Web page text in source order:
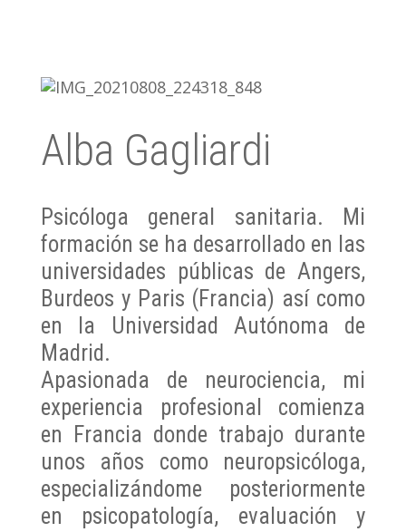
Alba Gagliardi
Psicóloga general sanitaria. Mi
formación se ha desarrollado en las
universidades públicas de Angers,
Burdeos y Paris (Francia) así como
en la Universidad Autónoma de
Madrid.
Apasionada de neurociencia, mi
experiencia profesional comienza
en Francia donde trabajo durante
unos años como neuropsicóloga,
especializándome posteriormente
en psicopatología, evaluación y